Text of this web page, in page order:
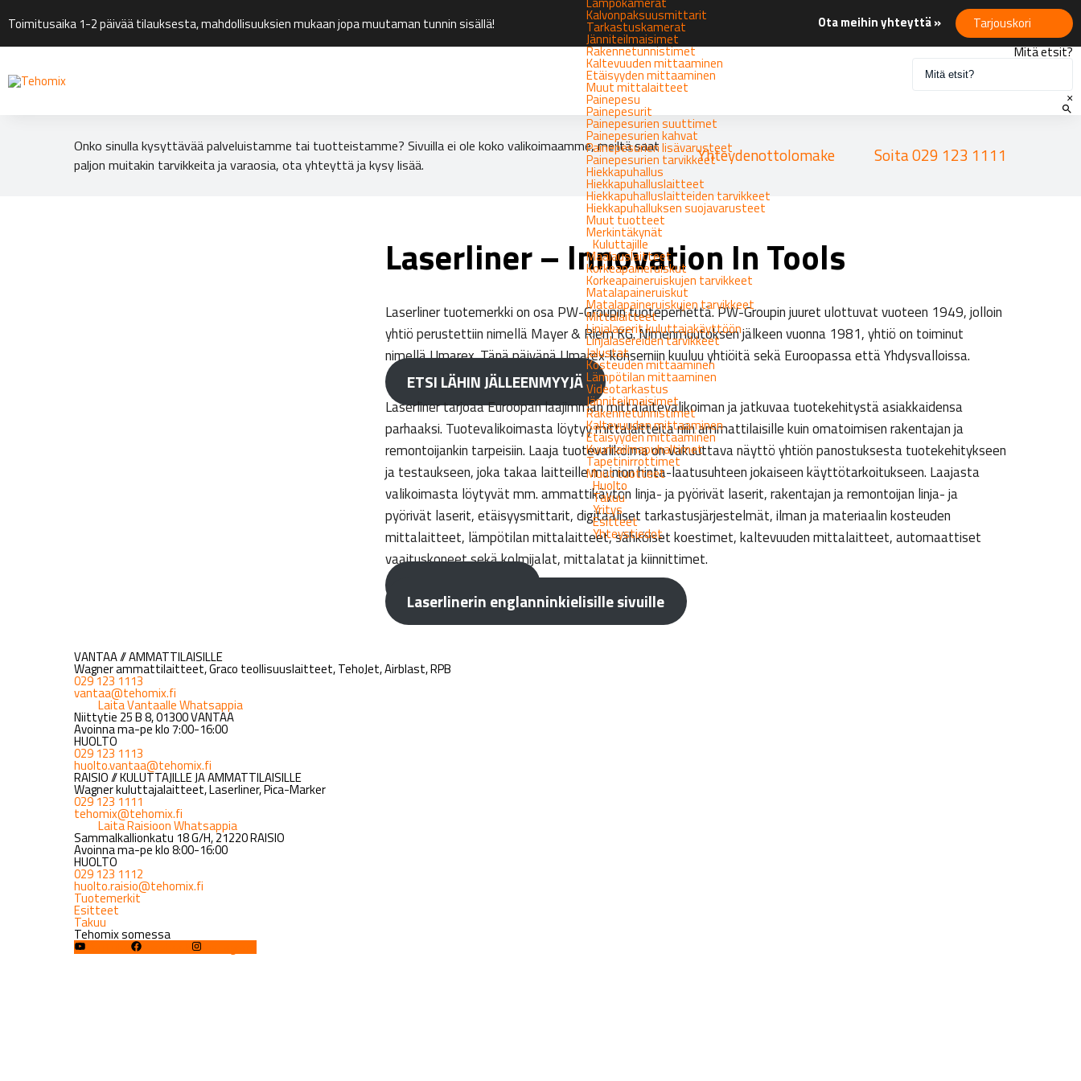
Toimitusaika 1-2 päivää tilauksesta, mahdollisuuksien mukaan jopa muutaman tunnin sisällä! Ota meihin yhteyttä » Tarjouskori
Kalvonpaksuusmittarit
Tarkastuskamerat
Jänniteilmaisimet
Rakennetunnistimet
Kaltevuuden mittaaminen
Etäisyyden mittaaminen
Muut mittalaitteet
Painepesu
Painepesurit
Painepesurien suuttimet
Painepesurien kahvat
Painepesurien lisävarusteet
Painepesurien tarvikkeet
Hiekkapuhallus
Hiekkapuhalluslaitteet
Hiekkapuhalluslaitteiden tarvikkeet
Hiekkapuhalluksen suojavarusteet
Muut tuotteet
Merkintäkynät
Kuluttajille
Maalauslaitteet
Korkeapaineruiskut
Korkeapaineruiskujen tarvikkeet
Matalapaineruiskut
Matalapaineruiskujen tarvikkeet
Mittalaitteet
Linjalaserit kuluttajakäyttöön
Linjalasereiden tarvikkeet
Jalustat
Kosteuden mittaaminen
Lämpötilan mittaaminen
Videotarkastus
Jänniteilmaisimet
Rakennetunnistimet
Kaltevuuden mittaaminen
Etäisyyden mittaaminen
Kuumailmapuhaltimet
Tapetinirrottimet
Muut tuotteet
Huolto
Takuu
Yritys
Esitteet
Yhteystiedot
Mitä etsit?
×
Onko sinulla kysyttävää palveluistamme tai tuotteistamme? Sivuilla ei ole koko valikoimaamme, meiltä saat
paljon muitakin tarvikkeita ja varaosia, ota yhteyttä ja kysy lisää.
Yhteydenottolomake Soita 029 123 1111
Laserliner – Innovation In Tools
Laserliner tuotemerkki on osa PW-Groupin tuoteperhettä. PW-Groupin juuret ulottuvat vuoteen 1949, jolloin
yhtiö perustettiin nimellä Mayer & Riem KG. Nimenmuutoksen jälkeen vuonna 1981, yhtiö on toiminut
nimellä Umarex. Tänä päivänä Umarex-konserniin kuuluu yhtiöitä sekä Euroopassa että Yhdysvalloissa.
ETSI LÄHIN JÄLLEENMYYJÄ
Laserliner tarjoaa Euroopan laajimman mittalaitevalikoiman ja jatkuvaa tuotekehitystä asiakkaidensa
parhaaksi. Tuotevalikoimasta löytyy mittalaitteita niin ammattilaisille kuin omatoimisen rakentajan ja
remontoijankin tarpeisiin. Laaja tuotevalikoima on vakuuttava näyttö yhtiön panostuksesta tuotekehitykseen
ja testaukseen, joka takaa laitteille mainion hinta-laatusuhteen jokaiseen käyttötarkoitukseen. Laajasta
valikoimasta löytyvät mm. ammattikäytön linja- ja pyörivät laserit, rakentajan ja remontoijan linja- ja
pyörivät laserit, etäisyysmittarit, digitaaliset tarkastusjärjestelmät, ilman ja materiaalin kosteuden
mittalaitteet, lämpötilan mittalaitteet, sähköiset koestimet, kaltevuuden mittalaitteet, automaattiset
vaaituskoneet sekä kolmijalat, mittalatat ja kiinnittimet.
Laserlinerin englanninkielisille sivuille
VANTAA // AMMATTILAISILLE
Wagner ammattilaitteet, Graco teollisuuslaitteet, TehoJet, Airblast, RPB
029 123 1113
vantaa@tehomix.fi
Laita Vantaalle Whatsappia
Niittytie 25 B 8, 01300 VANTAA
Avoinna ma-pe klo 7:00-16:00
HUOLTO
029 123 1113
huolto.vantaa@tehomix.fi
RAISIO // KULUTTAJILLE JA AMMATTILAISILLE
Wagner kuluttajalaitteet, Laserliner, Pica-Marker
029 123 1111
tehomix@tehomix.fi
Laita Raisioon Whatsappia
Sammalkallionkatu 18 G/H, 21220 RAISIO
Avoinna ma-pe klo 8:00-16:00
HUOLTO
029 123 1112
huolto.raisio@tehomix.fi
Tuotemerkit
Esitteet
Takuu
Tehomix somessa